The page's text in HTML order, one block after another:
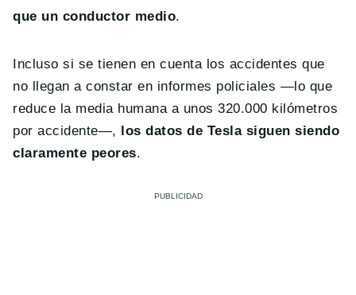
que un conductor medio.
Incluso si se tienen en cuenta los accidentes que
no llegan a constar en informes policiales —lo que
reduce la media humana a unos 320.000 kilómetros
por accidente—,
los datos de Tesla siguen siendo
claramente peores.